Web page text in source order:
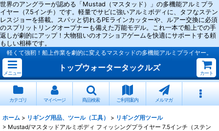
世界のアングラーが認める「Mustad（マスタッド）」の多機能アルミプラ
イヤー（7.5インチ）です。軽量でサビに強いアルミボディに、タフなステン
レスジョーを搭載。スパッと切れるPEラインカッターや、ルアー交換に必須
のスプリットリングオープナーも備えた万能モデル。これ一本で船上での手
返しが劇的にアップ！大物狙いのオフショアゲームを快適にサポートする頼
もしい相棒です。
軽くて強靭！船上作業を劇的に変えるマスタッドの多機能アルミプライヤー。
メニュー
トップウォータータックルズ
カート
カテゴリ マイページ 商品検索 ご利用案内 メルマガ
ホーム > リギング用品、ツール（工具） > リギング用ツール
> Mustad/マスタッドアルミボディ フィッシングプライヤー 7.5インチ（ステン